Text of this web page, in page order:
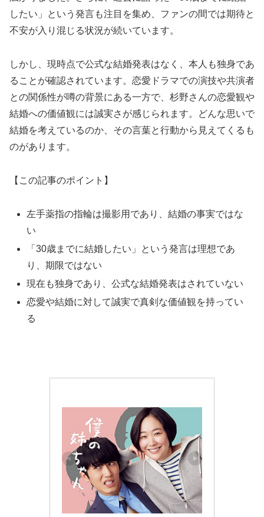
したい」という発言も注目を集め、ファンの間では期待と
不安が入り混じる状況が続いています。
しかし、現時点で公式な結婚発表はなく、本人も独身であ
ることが確認されています。恋愛ドラマでの演技や共演者
との関係性が噂の背景にある一方で、杉野さんの恋愛観や
結婚への価値観には誠実さが感じられます。どんな思いで
結婚を考えているのか、その言葉と行動から見えてくるも
のがあります。
【この記事のポイント】
左手薬指の指輪は撮影用であり、結婚の事実ではな
い
「30歳までに結婚したい」という発言は理想であ
り、期限ではない
現在も独身であり、公式な結婚発表はされていない
恋愛や結婚に対して誠実で真剣な価値観を持ってい
る